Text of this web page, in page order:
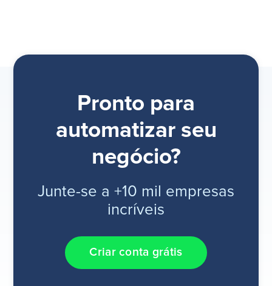
Pronto para
automatizar seu
negócio?
Junte-se a +10 mil empresas
incríveis
Criar conta grátis